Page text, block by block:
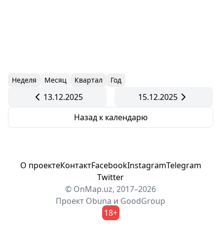
Неделя Месяц Квартал Год
13.12.2025
15.12.2025
Назад к календарю
О проектеКонтактFacebookInstagramTelegram
Twitter
© OnMap.uz, 2017–2026
Проект Obuna и GoodGroup
18+